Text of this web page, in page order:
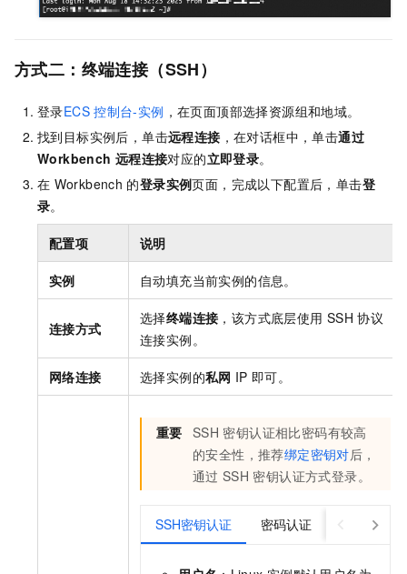
方式二：终端连接（SSH）
登录ECS 控制台-实例 ，在页面顶部选择资源组和地域。
找到目标实例后，单击远程连接 ，在对话框中，单击通过
Workbench 远程连接对应的立即登录。
在 Workbench 的登录实例页面，完成以下配置后，单击登
录。
配置项 说明
实例 自动填充当前实例的信息。
连接方式
选择终端连接 ，该方式底层使用 SSH 协议
连接实例。
网络连接 选择实例的私网 IP 即可。
重要 SSH 密钥认证相比密码有较高
的安全性，推荐绑定密钥对后，
通过 SSH 密钥认证方式登录。
SSH密钥认证 密码认证